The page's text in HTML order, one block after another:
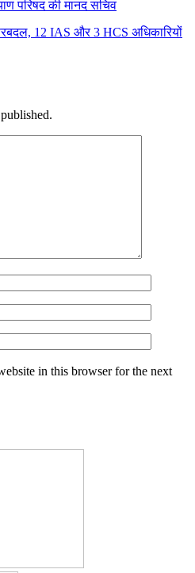
परिषद की मानद सचिव
12 IAS और 3 HCS अधिकारियों
in this browser for the next